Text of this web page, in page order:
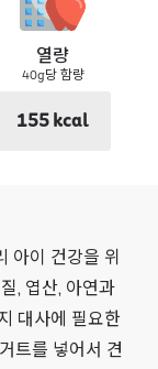
열량
40g당 함량
155 kcal
아이 건강을 위
, 엽산, 아연과
대사에 필요한
트를 넣어서 견